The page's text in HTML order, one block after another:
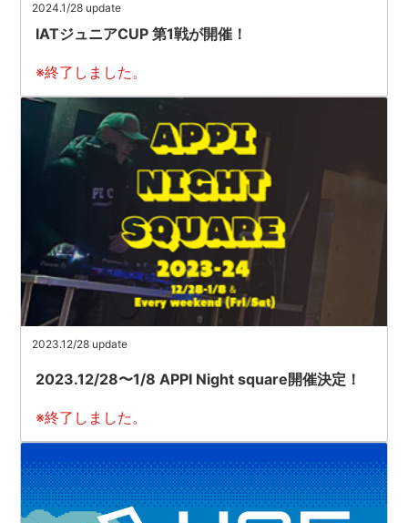
2024.1/28 update
IATジュニアCUP 第1戦が開催！
※終了しました。
2023.12/28 update
2023.12/28〜1/8 APPI Night square開催決定！
※終了しました。